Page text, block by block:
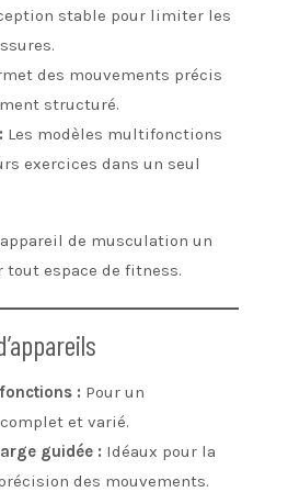
stable pour limiter les
des mouvements précis
structuré.
Les modèles multifonctions
exercices dans un seul
de musculation un
espace de fitness.
: Pour un
et varié.
guidée : Idéaux pour la
des mouvements.